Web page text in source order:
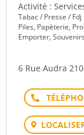
Activité :
Tabac / Presse /
Piles, Papèterie,
Emporter,
6 Rue Audra